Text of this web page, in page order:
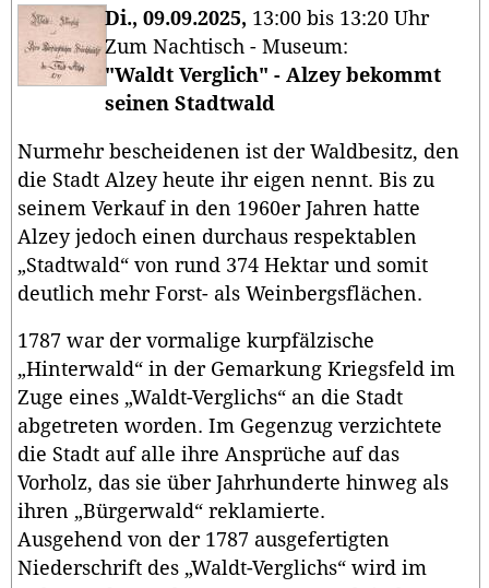
Di., 09.09.2025, 13:00 bis 13:20 Uhr
Zum Nachtisch - Museum:
"Waldt Verglich" - Alzey bekommt
seinen Stadtwald
Nurmehr bescheidenen ist der Waldbesitz, den
die Stadt Alzey heute ihr eigen nennt. Bis zu
seinem Verkauf in den 1960er Jahren hatte
Alzey jedoch einen durchaus respektablen
„Stadtwald“ von rund 374 Hektar und somit
deutlich mehr Forst- als Weinbergsflächen.
1787 war der vormalige kurpfälzische
„Hinterwald“ in der Gemarkung Kriegsfeld im
Zuge eines „Waldt-Verglichs“ an die Stadt
abgetreten worden. Im Gegenzug verzichtete
die Stadt auf alle ihre Ansprüche auf das
Vorholz, das sie über Jahrhunderte hinweg als
ihren „Bürgerwald“ reklamierte.
Ausgehend von der 1787 ausgefertigten
Niederschrift des „Waldt-Verglichs“ wird im